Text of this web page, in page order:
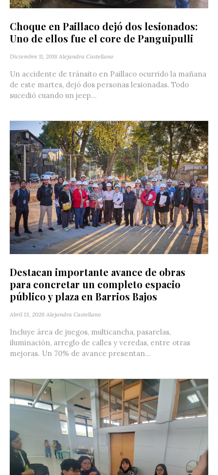
Choque en Paillaco dejó dos lesionados:
Uno de ellos fue el core de Panguipulli
Diciembre 11, 2018 Alejandra Castellano
Un accidente de tránsito en Paillaco ocurrido la mañana
de este martes, dejó dos personas lesionadas. Todo
sucedió cuando un jeep...
Destacan importante avance de obras
para concretar un completo espacio
público y plaza en Barrios Bajos
Abril 13, 2026 Alejandra Castellano
Incluye área de juegos, multicancha, pasarelas,
iluminación, arreglo de calles y veredas, entre otras
mejoras. Un 70% de avance presentan...